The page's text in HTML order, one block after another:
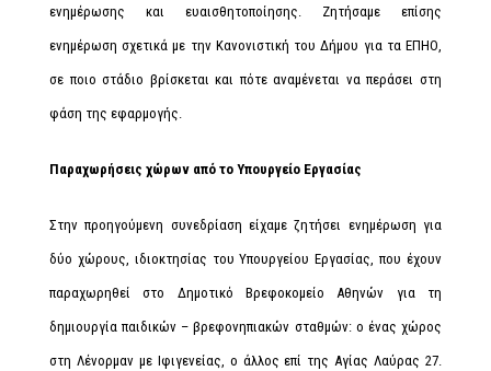
ενημέρωσης και ευαισθητοποίησης. Ζητήσαμε επίσης
ενημέρωση σχετικά με την Κανονιστική του Δήμου για τα ΕΠΗΟ,
σε ποιο στάδιο βρίσκεται και πότε αναμένεται να περάσει στη
φάση της εφαρμογής.
Παραχωρήσεις χώρων από το Υπουργείο Εργασίας
Στην προηγούμενη συνεδρίαση είχαμε ζητήσει ενημέρωση για
δύο χώρους, ιδιοκτησίας του Υπουργείου Εργασίας, που έχουν
παραχωρηθεί στο Δημοτικό Βρεφοκομείο Αθηνών για τη
δημιουργία παιδικών – βρεφονηπιακών σταθμών: ο ένας χώρος
στη Λένορμαν με Ιφιγενείας, ο άλλος επί της Αγίας Λαύρας 27.